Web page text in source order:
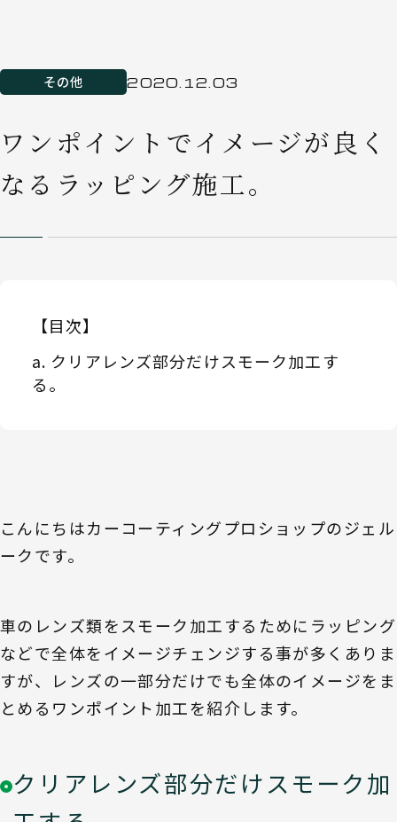
その他 2020.12.03
ワンポイントでイメージが良く
なるラッピング施工。
【目次】
クリアレンズ部分だけスモーク加工す
る。
こんにちはカーコーティングプロショップのジェル
ークです。
車のレンズ類をスモーク加工するためにラッピング
などで全体をイメージチェンジする事が多くありま
すが、レンズの一部分だけでも全体のイメージをま
とめるワンポイント加工を紹介します。
クリアレンズ部分だけスモーク加